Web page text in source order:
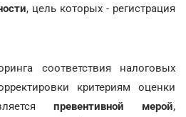
, цель которых - регистрация
соответствия налоговых
критериям оценки
превентивной мерой,